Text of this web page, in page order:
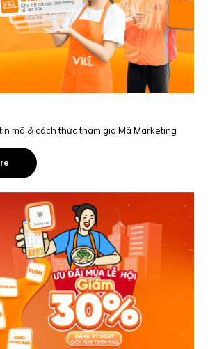
mã & cách thức tham gia Mã Marketing